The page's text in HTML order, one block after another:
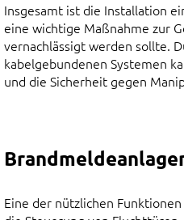
Insgesamt ist die Installation
eine wichtige Maßnahme zur
vernachlässigt werden sollte.
kabelgebundenen Systemen
und die Sicherheit gegen
Eine der nützlichen